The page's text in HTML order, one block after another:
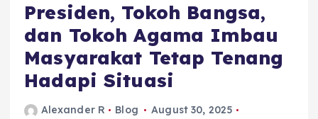
Presiden, Tokoh Bangsa,
dan Tokoh Agama Imbau
Masyarakat Tetap Tenang
Hadapi Situasi
Alexander R Blog
August 30, 2025